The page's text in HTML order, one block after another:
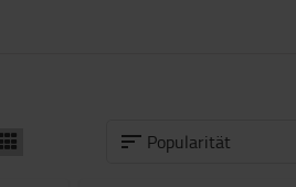
Popularität